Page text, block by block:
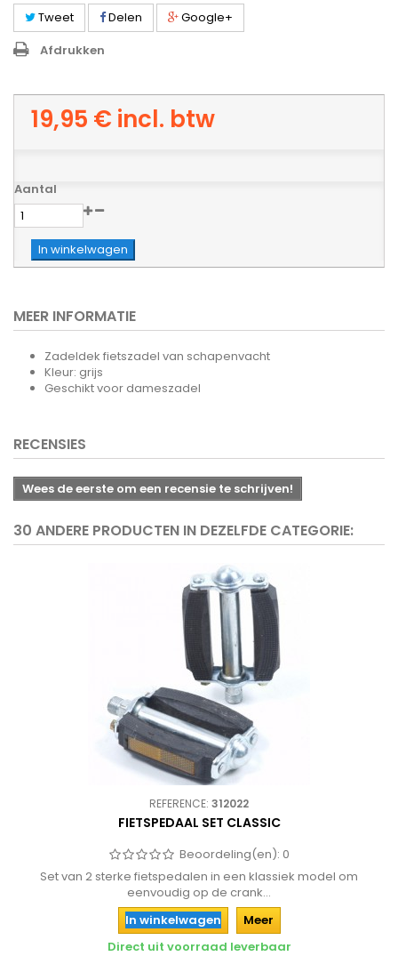
Tweet
Delen
Google+
Afdrukken
19,95 € incl. btw
Aantal
In winkelwagen
MEER INFORMATIE
Zadeldek fietszadel van schapenvacht
Kleur: grijs
Geschikt voor dameszadel
RECENSIES
Wees de eerste om een recensie te schrijven!
30 ANDERE PRODUCTEN IN DEZELFDE CATEGORIE:
REFERENCE: 312022
FIETSPEDAAL SET CLASSIC
Beoordeling(en): 0
Set van 2 sterke fietspedalen in een klassiek model om
eenvoudig op de crank...
In winkelwagen
Meer
Direct uit voorraad leverbaar